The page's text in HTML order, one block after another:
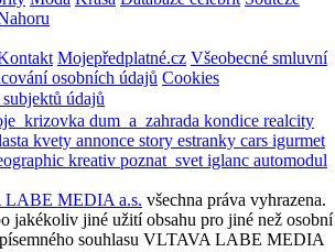
Mojepředplatné.cz Všeobecné smluvní
osobních údajů Cookies
subjektů údajů
dum_a_zahrada kondice realcity
kvety annonce story estranky cars igurmet
kreativ poznat_svet iglanc automodul
LABE MEDIA a.s. všechna práva vyhrazena.
jakékoliv jiné užití obsahu pro jiné než osobní
souhlasu VLTAVA LABE MEDIA